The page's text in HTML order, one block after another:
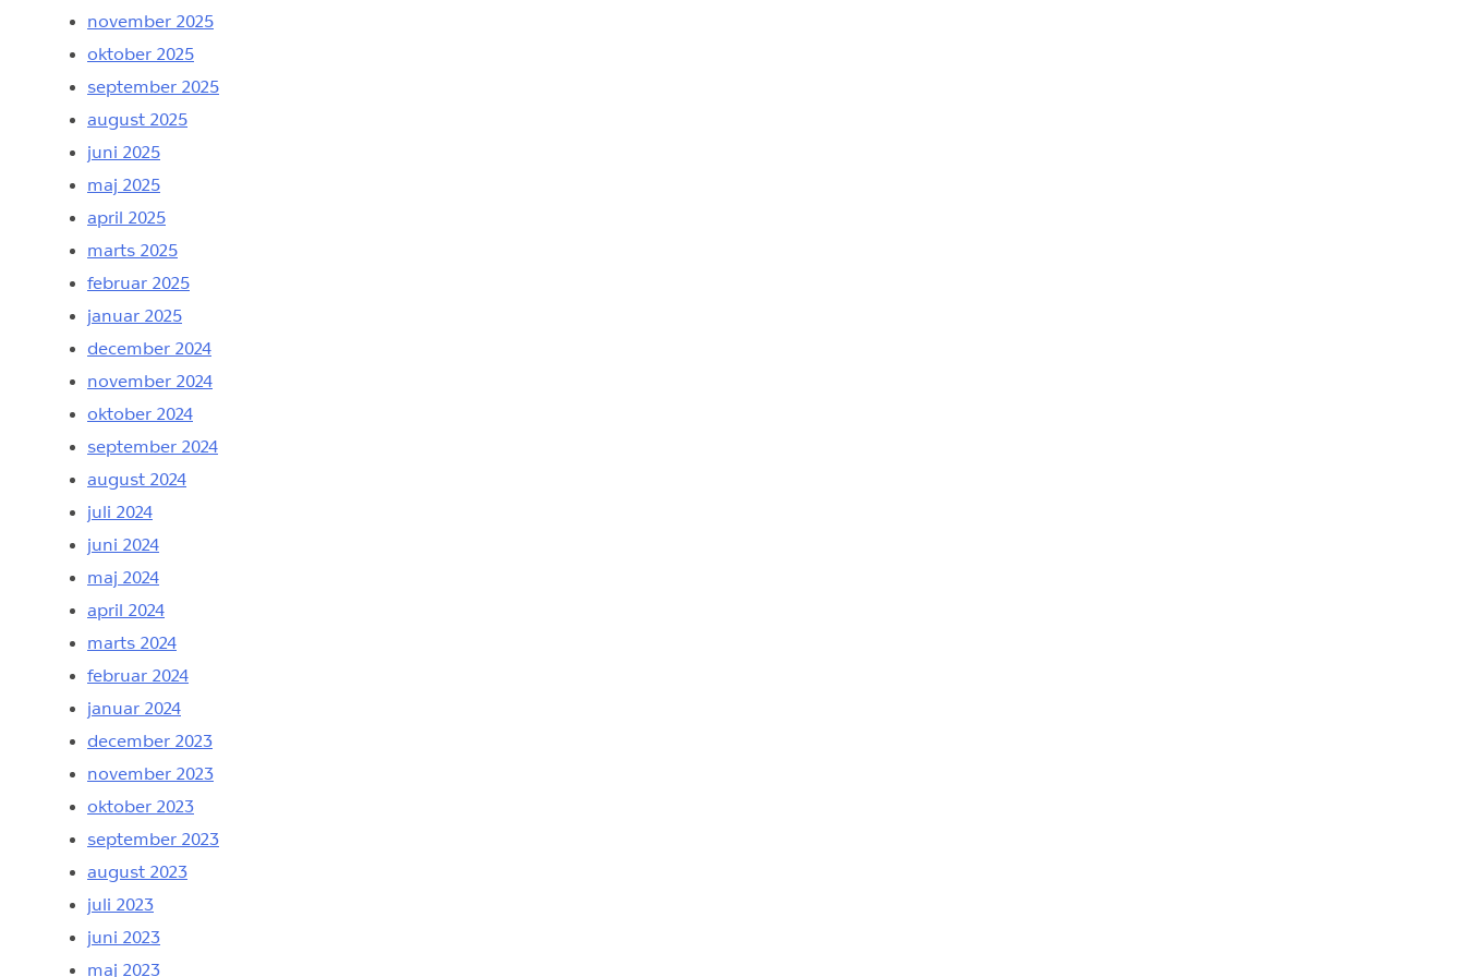
november 2025
oktober 2025
september 2025
august 2025
juni 2025
maj 2025
april 2025
marts 2025
februar 2025
januar 2025
december 2024
november 2024
oktober 2024
september 2024
august 2024
juli 2024
juni 2024
maj 2024
april 2024
marts 2024
februar 2024
januar 2024
december 2023
november 2023
oktober 2023
september 2023
august 2023
juli 2023
juni 2023
maj 2023